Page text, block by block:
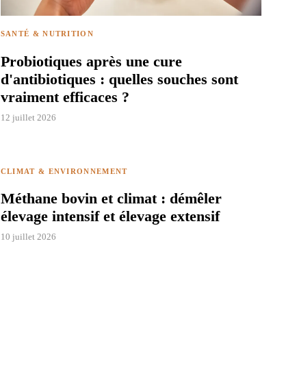
SANTÉ & NUTRITION
Probiotiques après une cure
d'antibiotiques : quelles souches sont
vraiment efficaces ?
12 juillet 2026
CLIMAT & ENVIRONNEMENT
Méthane bovin et climat : démêler
élevage intensif et élevage extensif
10 juillet 2026